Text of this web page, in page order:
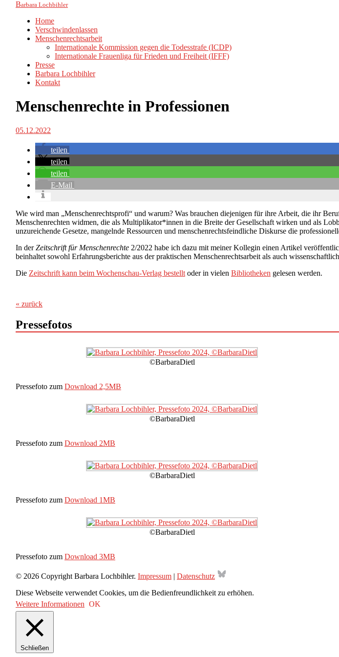
Barbara Lochbihler
Home
Verschwindenlassen
Menschenrechtsarbeit
Internationale Kommission gegen die Todesstrafe (ICDP)
Internationale Frauenliga für Frieden und Freiheit (IFFF)
Presse
Barbara Lochbihler
Kontakt
Menschenrechte in Professionen
05.12.2022
teilen
teilen
teilen
E-Mail
Wie wird man „Menschenrechtsprofi“ und warum? Was brauchen diejenigen für ihre Arbeit, die ihr
Menschenrechten widmen, die als Multiplikator*innen in die Breite der Gesellschaft wirken und als
unzureichende Gesetze, mangelnde Ressourcen und menschenrechtsfeindliche Diskurse die
In derZeitschrift für Menschenrechte 2/2022 habe ich dazu mit meiner Kollegin einen Artikel
beinhaltet sowohl Erfahrungsberichte aus der praktischen Menschenrechtsarbeit als auch
Die Zeitschrift kann beim Wochenschau-Verlag bestellt oder in vielen Bibliotheken gelesen werden.
« zurück
Pressefotos
©BarbaraDietl
Pressefoto zum Download 2,5MB
©BarbaraDietl
Pressefoto zum Download 2MB
©BarbaraDietl
Pressefoto zum Download 1MB
©BarbaraDietl
Pressefoto zum Download 3MB
© 2026 Copyright Barbara Lochbihler. Impressum | Datenschutz
Diese Webseite verwendet Cookies, um die Bedienfreundlichkeit zu erhöhen.
Weitere Informationen OK
Schließen